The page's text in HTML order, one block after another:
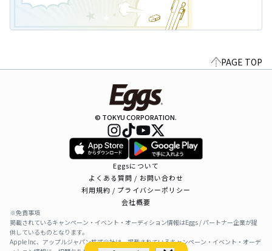
PAGE TOP
© TOKYU CORPORATION.
Eggsについて
よくある質問 / お問い合わせ
利用規約 / プライバシーポリシー
会社概要
※免責事項
掲載されているキャンペーン・イベント・オーディション情報はEggs / パートナー企業が提
供しているものとなります。
Apple Inc、アップルジャパン株式会社は、掲載されているキャンペーン・イベント・オーデ